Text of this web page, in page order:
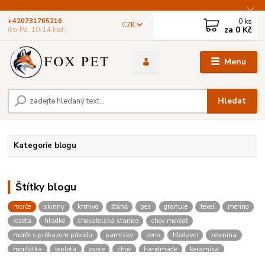
Menu
CZK
Hledat
+420731765216
(Po-Pá, 10-14 hod.)
0 ks
za 0 Kč
Kategorie blogu
Štítky blogu
morče skinny krmivo štěně pes granule texel
merino
rozeta
hladké chovatelská stanice
chov morčat
morče s průkazem původu
pamlsky seno hlodavci
zelenina
morčátka
teplota ovoce chov handmade
keramika